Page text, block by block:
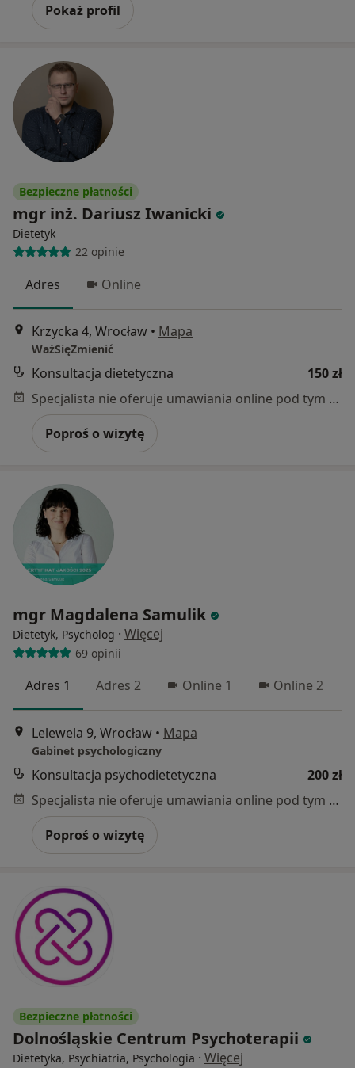
Pokaż profil
Bezpieczne płatności
mgr inż. Dariusz Iwanicki
Dietetyk
22 opinie
Adres Online
Krzycka 4, Wrocław • Mapa
WażSięZmienić
Konsultacja dietetyczna
150 zł
Specjalista nie oferuje umawiania online pod tym adresem.
Poproś o wizytę
mgr Magdalena Samulik
Dietetyk, Psycholog · Więcej
69 opinii
Adres 1 Adres 2 Online 1 Online 2
Lelewela 9, Wrocław • Mapa
Gabinet psychologiczny
Konsultacja psychodietetyczna
200 zł
Specjalista nie oferuje umawiania online pod tym adresem.
Poproś o wizytę
Bezpieczne płatności
Dolnośląskie Centrum Psychoterapii
Dietetyka, Psychiatria, Psychologia · Więcej